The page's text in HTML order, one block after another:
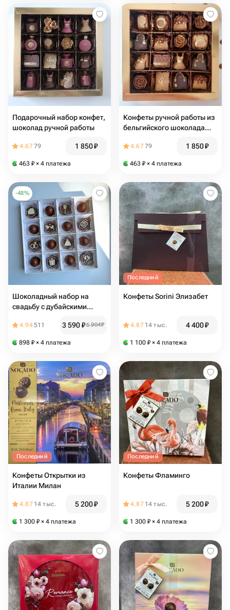
Подарочный набор конфет,
шоколад ручнoй работы
4.6779 1 850₽
463 ₽ × 4 платежа
Конфеты ручной работы из
бельгийского шоколада
4.6779 1 850₽
463 ₽ × 4 платежа
-48%
Шоколадный набор на
свадьбу с дубайскими
невесте, жениху,
годовщину свадьбы,
4.94511 3 590₽6 904₽
898 ₽ × 4 платежа
Последний
Конфеты Sorini Элизабет
4.87 14 тыс. 4 400₽
1 100 ₽ × 4 платежа
Последний
Конфеты Открытки из
Италии Милан
4.87 14 тыс. 5 200₽
1 300 ₽ × 4 платежа
Последний
Конфеты Фламинго
4.87 14 тыс. 5 200₽
1 300 ₽ × 4 платежа